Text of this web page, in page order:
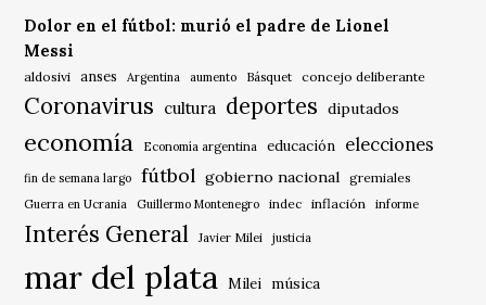
Dolor en el fútbol: murió el padre de Lionel
Messi
aldosivi anses Argentina aumento Básquet concejo deliberante
Coronavirus cultura deportes diputados
economía Economía argentina educación elecciones
fin de semana largo fútbol gobierno nacional gremiales
Guerra en Ucrania Guillermo Montenegro indec inflación informe
Interés General Javier Milei justicia
mar del plata Milei música